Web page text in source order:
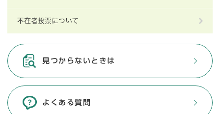
不在者投票について
見つからないときは
よくある質問